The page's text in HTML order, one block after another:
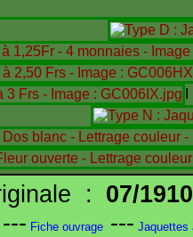
: 07/1910
--- Fiche ouvrage --- Jaquettes